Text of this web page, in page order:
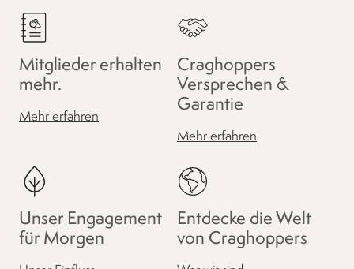
Mitglieder erhalten
mehr.
Mehr erfahren
Craghoppers
Versprechen &
Garantie
Mehr erfahren
Unser Engagement
für Morgen
Entdecke die Welt
von Craghoppers